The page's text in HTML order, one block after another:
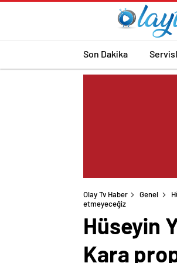
Son Dakika
Olay Tv Haber Genel
Hüseyin
Kara